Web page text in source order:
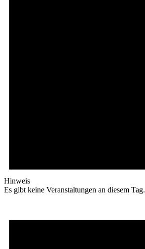
Hinweis
Es gibt keine Veranstaltungen an diesem Tag.